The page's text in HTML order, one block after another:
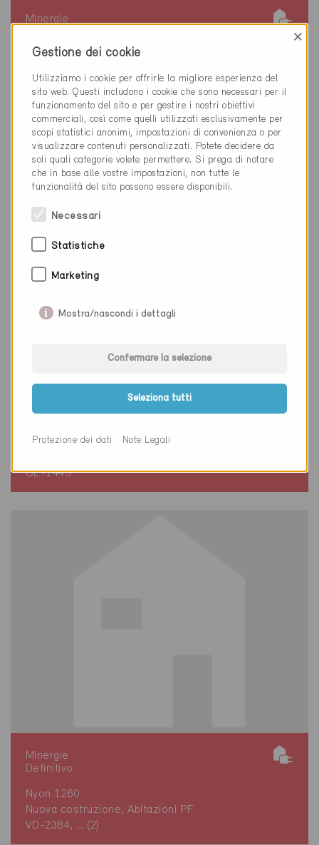
Minergie
Lancy 1212
Nuova costruzione, Abitazioni PF / Negozi /
Amministrazione
GE-1393
Minergie
Nuova costruzione, Abitazioni PF /
GE-1445
Minergie
Definitivo
Nyon 1260
Nuova costruzione, Abitazioni PF
VD-2384, ... (2)
Gestione dei cookie
×
Utilizziamo i cookie per offrirle la migliore esperienza del
sito web. Questi includono i cookie che sono necessari per il
funzionamento del sito e per gestire i nostri obiettivi
commerciali, così come quelli utilizzati esclusivamente per
scopi statistici anonimi, impostazioni di convenienza o per
visualizzare contenuti personalizzati. Potete decidere da
soli quali categorie volete permettere. Si prega di notare
che in base alle vostre impostazioni, non tutte le
funzionalità del sito possono essere disponibili.
Necessari
Statistiche
Marketing
Mostra/nascondi i dettagli
Confermare la selezione
Seleziona tutti
Protezione dei dati Note Legali